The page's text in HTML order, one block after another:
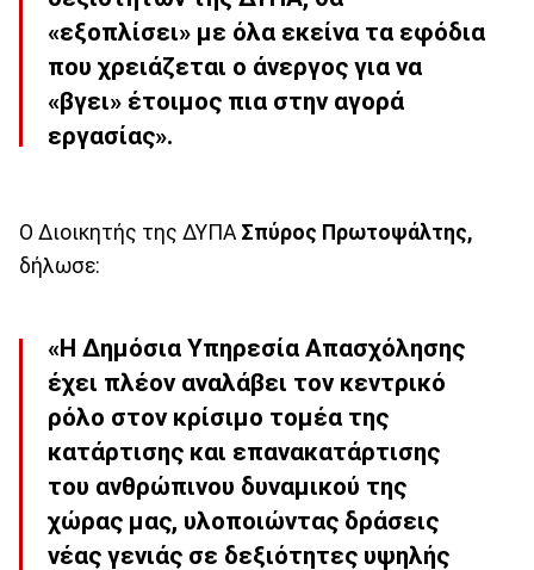
«εξοπλίσει» με όλα εκείνα τα εφόδια
που χρειάζεται ο άνεργος για να
«βγει» έτοιμος πια στην αγορά
εργασίας».
Ο Διοικητής της ΔΥΠΑ Σπύρος Πρωτοψάλτης,
δήλωσε:
«Η Δημόσια Υπηρεσία Απασχόλησης
έχει πλέον αναλάβει τον κεντρικό
ρόλο στον κρίσιμο τομέα της
κατάρτισης και επανακατάρτισης
του ανθρώπινου δυναμικού της
χώρας μας, υλοποιώντας δράσεις
νέας γενιάς σε δεξιότητες υψηλής